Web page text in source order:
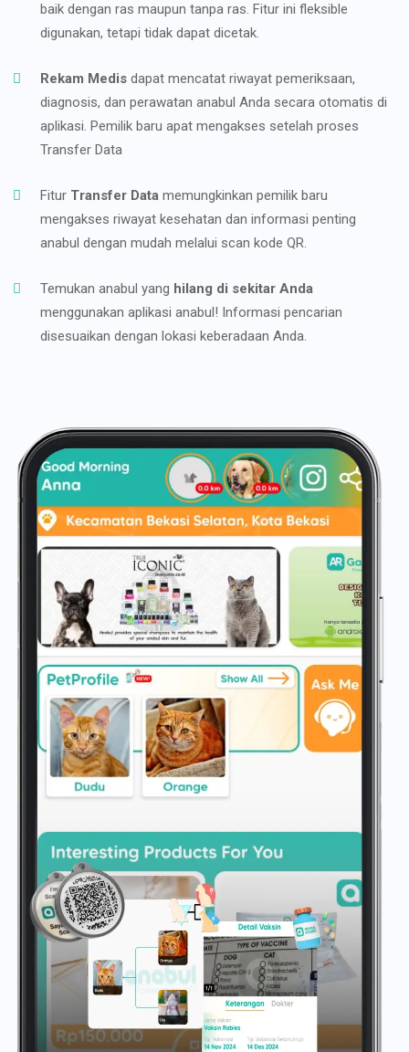
baik dengan ras maupun tanpa ras. Fitur ini fleksible
digunakan, tetapi tidak dapat dicetak.
Rekam Medis dapat mencatat riwayat pemeriksaan,
diagnosis, dan perawatan anabul Anda secara otomatis di
aplikasi. Pemilik baru apat mengakses setelah proses
Transfer Data
Fitur Transfer Data memungkinkan pemilik baru
mengakses riwayat kesehatan dan informasi penting
anabul dengan mudah melalui scan kode QR.
Temukan anabul yang hilang di sekitar Anda
menggunakan aplikasi anabul! Informasi pencarian
disesuaikan dengan lokasi keberadaan Anda.